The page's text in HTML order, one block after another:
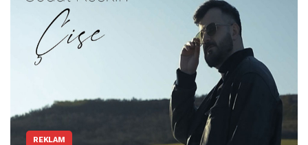
REKLAM